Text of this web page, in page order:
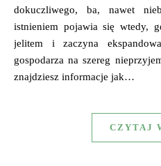
dokuczliwego, ba, nawet
istnieniem pojawia się wtedy,
jelitem i zaczyna
gospodarza na szereg
znajdziesz informacje jak…
CZYTAJ